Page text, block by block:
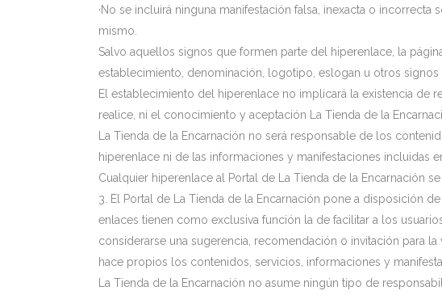
·No se incluirá ninguna manifestación falsa, inexacta o
mismo.
Salvo aquellos signos que formen parte del hiperenlace, la
establecimiento, denominación, logotipo, eslogan u otros
El establecimiento del hiperenlace no implicará la existencia de
realice, ni el conocimiento y aceptación La Tienda de la
La Tienda de la Encarnación no será responsable de los
hiperenlace ni de las informaciones y manifestaciones incluidas
Cualquier hiperenlace al Portal de La Tienda de la Encarnación
3. El Portal de La Tienda de la Encarnación pone a disposición
enlaces tienen como exclusiva función la de facilitar a los
considerarse una sugerencia, recomendación o invitación para
hace propios los contenidos, servicios, informaciones y
La Tienda de la Encarnación no asume ningún tipo de